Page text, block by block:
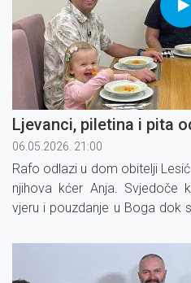
Ljevanci, piletina i pita
06.05.2026. 21:00
Rafo odlazi u dom obitelji
njihova kćer Anja. Svjedoče
vjeru i pouzdanje u Boga dok